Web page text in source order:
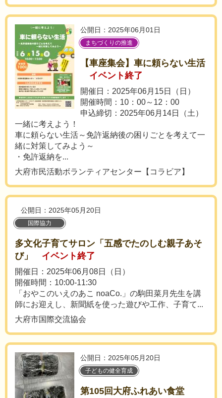
公開日：2025年06月01日
まちづくりの推進
【車座集会】車に頼らない生活
イベント終了
開催日：2025年06月15日（日）
開催時間：10：00～12：00
申込締切：2025年06月14日（土）
一緒に考えよう！
車に頼らない生活～免許返納後の困りごとを考えて一
緒に対策してみよう～
・免許返納を...
大府市民活動ボランティアセンター【コラビア】
公開日：2025年05月20日
国際協力
多文化子育てサロン「五感でたのしむ親子あそ
び」
イベント終了
開催日：2025年06月08日（日）
開催時間：10:00-11:30
「おやこのいえのあこ noaCo.」の駒田菜月先生を講
師にお迎えし、新聞紙を使った遊びや工作、子育て...
大府市国際交流協会
公開日：2025年05月20日
子どもの健全育成
第105回大府ふれあい食堂